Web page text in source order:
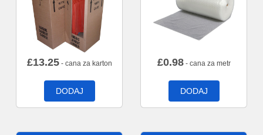
£13.25- cana za karton
DODAJ
£0.98- cana za metr
DODAJ